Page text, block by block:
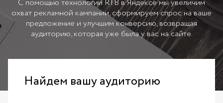
С помощью технологии RTB в Яндексе мы увеличим
охват рекламной кампании, сформируем спрос на ваше
предложение и улучшим конверсию, возвращая
аудиторию, которая уже была у вас на сайте.
Найдем вашу аудиторию